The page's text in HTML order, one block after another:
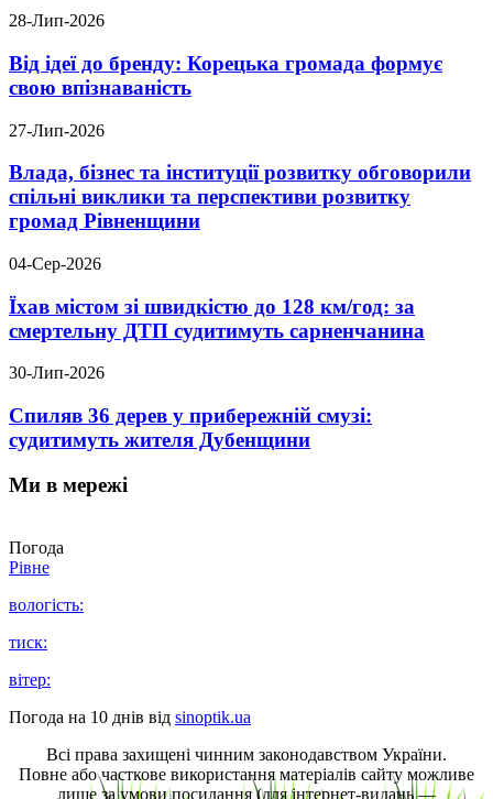
28-Лип-2026
Від ідеї до бренду: Корецька громада формує
свою впізнаваність
27-Лип-2026
Влада, бізнес та інституції розвитку обговорили
спільні виклики та перспективи розвитку
громад Рівненщини
04-Сер-2026
Їхав містом зі швидкістю до 128 км/год: за
смертельну ДТП судитимуть сарненчанина
30-Лип-2026
Спиляв 36 дерев у прибережній смузі:
судитимуть жителя Дубенщини
Ми в мережі
Погода
Рівне
вологість:
тиск:
вітер:
Погода на 10 днів від sinoptik.ua
Всі права захищені чинним законодавством України.
Повне або часткове використання матеріалів сайту можливе
лише за умови посилання (для інтернет-видань —